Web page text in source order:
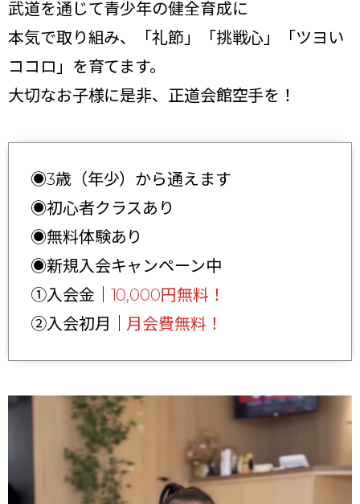
武道を通じて青少年の健全育成に
本気で取り組み、「礼節」「挑戦心」「ツヨい
ココロ」を育てます。
大切なお子様に是非、正道会館空手を！
◉3歳（年少）から通えます
◉初心者クラスあり
◉無料体験あり
◉新規入会キャンペーン中
①入会金｜ 10,000円無料！
②入会初月｜ 月会費無料！